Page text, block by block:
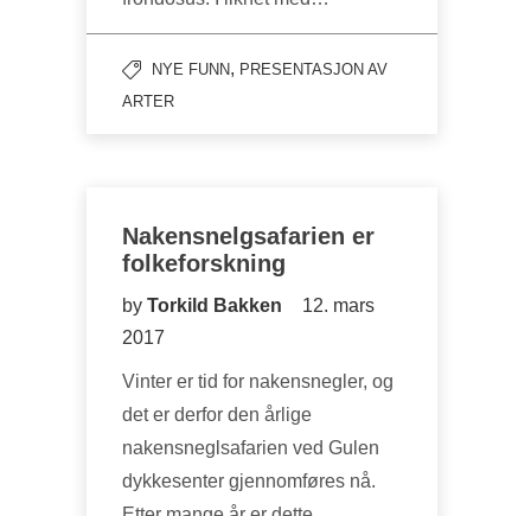
NYE FUNN, PRESENTASJON AV
ARTER
Nakensnelgsafarien er
folkeforskning
by Torkild Bakken
12. mars
2017
Vinter er tid for nakensnegler, og
det er derfor den årlige
nakensneglsafarien ved Gulen
dykkesenter gjennomføres nå.